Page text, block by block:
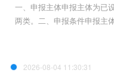
一、申报主体申报主体为已
两类。二、申报条件申报主
2026-08-04 11:30:31